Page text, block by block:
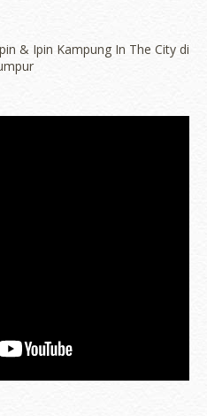
& Ipin Kampung In The City di